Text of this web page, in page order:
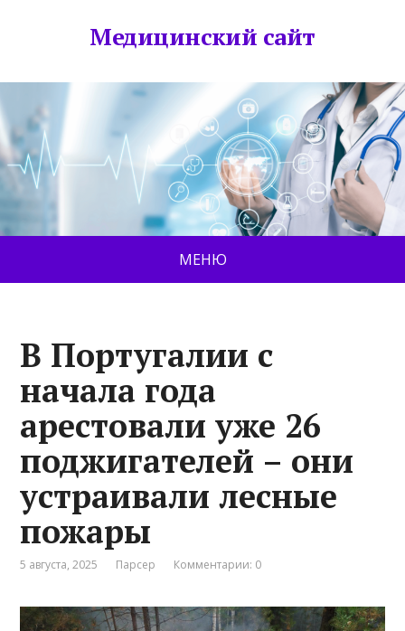
Медицинский сайт
МЕНЮ
В Португалии с
начала года
арестовали уже 26
поджигателей – они
устраивали лесные
пожары
5 августа, 2025 Парсер Комментарии: 0